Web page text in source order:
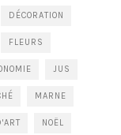
DÉCORATION
FLEURS
JUS
MARNE
NOËL